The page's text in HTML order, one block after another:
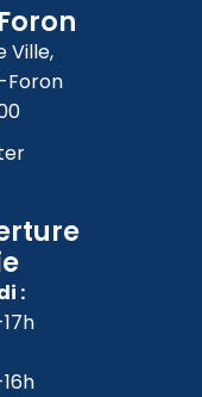
Ville,
Foron
: